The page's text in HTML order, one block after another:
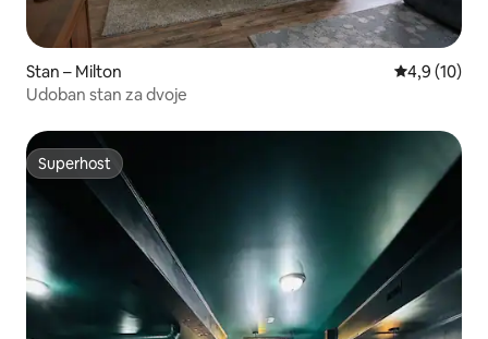
Stan – Milton Prosječna
4,9 (10)
Udoban stan za dvoje
Superhost
Superhost